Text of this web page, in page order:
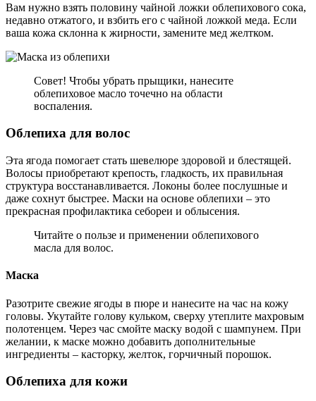
Вам нужно взять половину чайной ложки облепихового сока,
недавно отжатого, и взбить его с чайной ложкой меда. Если
ваша кожа склонна к жирности, замените мед желтком.
Совет! Чтобы убрать прыщики, нанесите
облепиховое масло точечно на области
воспаления.
Облепиха для волос
Эта ягода помогает стать шевелюре здоровой и блестящей.
Волосы приобретают крепость, гладкость, их правильная
структура восстанавливается. Локоны более послушные и
даже сохнут быстрее. Маски на основе облепихи – это
прекрасная профилактика себореи и облысения.
Читайте о пользе и применении облепихового
масла для волос.
Маска
Разотрите свежие ягоды в пюре и нанесите на час на кожу
головы. Укутайте голову кульком, сверху утеплите махровым
полотенцем. Через час смойте маску водой с шампунем. При
желании, к маске можно добавить дополнительные
ингредиенты – касторку, желток, горчичный порошок.
Облепиха для кожи